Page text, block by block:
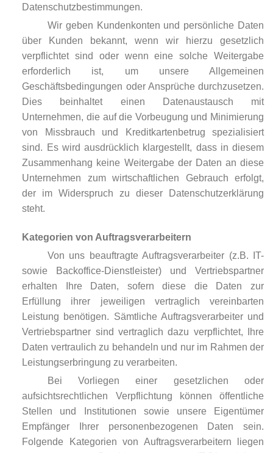
Datenschutzbestimmungen.
Wir geben Kundenkonten und persönliche Daten
über Kunden bekannt, wenn wir hierzu gesetzlich
verpflichtet sind oder wenn eine solche Weitergabe
erforderlich ist, um unsere Allgemeinen
Geschäftsbedingungen oder Ansprüche durchzusetzen.
Dies beinhaltet einen Datenaustausch mit
Unternehmen, die auf die Vorbeugung und Minimierung
von Missbrauch und Kreditkartenbetrug spezialisiert
sind. Es wird ausdrücklich klargestellt, dass in diesem
Zusammenhang keine Weitergabe der Daten an diese
Unternehmen zum wirtschaftlichen Gebrauch erfolgt,
der im Widerspruch zu dieser Datenschutzerklärung
steht.
Kategorien von Auftragsverarbeitern
Von uns beauftragte Auftragsverarbeiter (z.B. IT-
sowie Backoffice-Dienstleister) und Vertriebspartner
erhalten Ihre Daten, sofern diese die Daten zur
Erfüllung ihrer jeweiligen vertraglich vereinbarten
Leistung benötigen. Sämtliche Auftragsverarbeiter und
Vertriebspartner sind vertraglich dazu verpflichtet, Ihre
Daten vertraulich zu behandeln und nur im Rahmen der
Leistungserbringung zu verarbeiten.
Bei Vorliegen einer gesetzlichen oder
aufsichtsrechtlichen Verpflichtung können öffentliche
Stellen und Institutionen sowie unsere Eigentümer
Empfänger Ihrer personenbezogenen Daten sein.
Folgende Kategorien von Auftragsverarbeitern liegen